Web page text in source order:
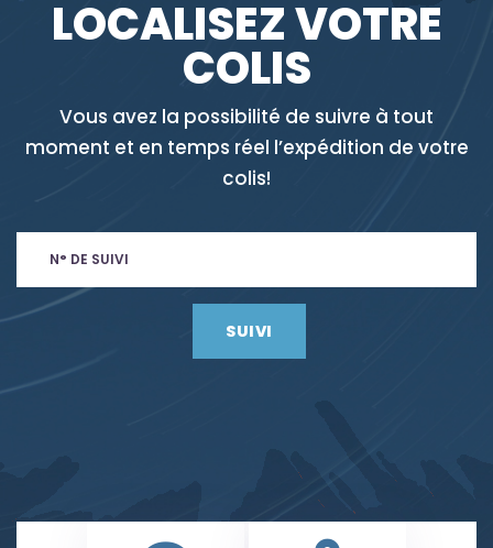
LOCALISEZ VOTRE
COLIS
Vous avez la possibilité de suivre à tout
moment et en temps réel l’expédition de votre
colis!
SUIVI